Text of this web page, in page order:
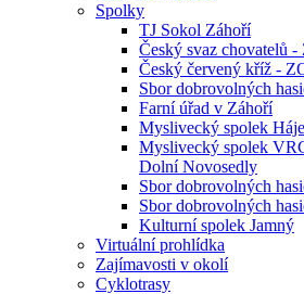
Spolky
TJ Sokol Záhoří
Český svaz chovatelů
Český červený kříž -
Sbor dobrovolných
Farní úřad v Záhoří
Myslivecký spolek
Myslivecký spolek
Dolní Novosedly
Sbor dobrovolných
Sbor dobrovolných
Kulturní spolek Jamný
Virtuální prohlídka
Zajímavosti v okolí
Cyklotrasy